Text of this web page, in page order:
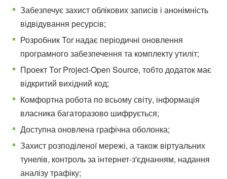
Забезпечує захист облікових записів і анонімність
відвідування ресурсів;
Розробник Tor надає періодичні оновлення
програмного забезпечення та комплекту утиліт;
Проект Tor Project-Open Source, тобто додаток має
відкритий вихідний код;
Комфортна робота по всьому світу, інформація
власника багаторазово шифрується;
Доступна оновлена графічна оболонка;
Захист розподіленої мережі, а також віртуальних
тунелів, контроль за інтернет-з'єднанням, надання
аналізу трафіку;